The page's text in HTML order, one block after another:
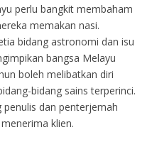
perlu bangkit membaham
memakan nasi.
bidang astronomi dan isu
bangsa Melayu
boleh melibatkan diri
bidang sains terperinci.
penulis dan penterjemah
klien.